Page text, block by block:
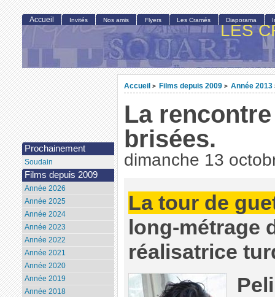
LES
Accueil > Films depuis 2009 > Année 2013
La
brisées.
dimanche 13
La tour de
long-métrage
réalisatrice
Accueil Invités Nos amis Flyers Les Cramés Diaporama
Prochainement
Soudain
Films depuis 2009
Année 2026
Année 2025
Année 2024
Année 2023
Année 2022
Année 2021
Année 2020
Année 2019
Année 2018